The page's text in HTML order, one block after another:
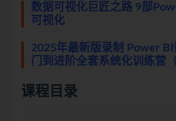
数据可视化巨匠之路 9部
可视化
2025年最新版录制 Power
门到进阶全套系统化训练营（
课程目录